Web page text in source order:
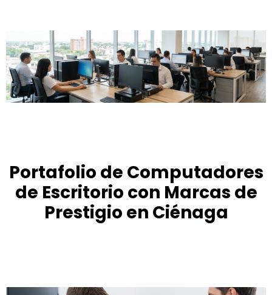
Portafolio de Computadores
de Escritorio con Marcas de
Prestigio en Ciénaga